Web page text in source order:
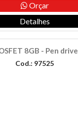
Orçar
Detalhes
8GB - Pen drive
Cod.: 97525